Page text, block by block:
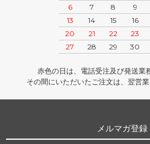
6
7 8 9
13
14 15 16
20
21 22 23
27
28 29 30
赤色の日は、電話受注及び発送業
その間にいただいたご注文は、翌営
メルマガ登録